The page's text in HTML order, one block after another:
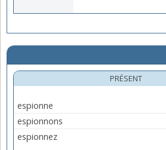
PRÉSENT
espionne
espionnons
espionnez